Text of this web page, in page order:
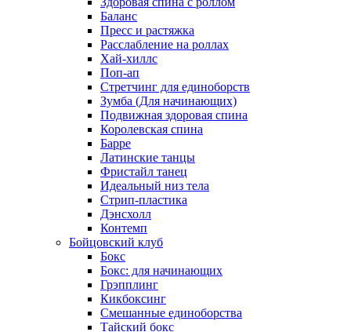
Баланс
Пресс и растяжка
Расслабление на роллах
Хай-хиллс
Поп-ап
Стретчинг для единоборств
Зумба (Для начинающих)
Подвижная здоровая спина
Королевская спина
Барре
Латинские танцы
Фристайл танец
Идеальный низ тела
Стрип-пластика
Дэнсхолл
Контемп
Бойцовский клуб
Бокс
Бокс: для начинающих
Грэпплинг
Кикбоксинг
Смешанные единоборства
Тайский бокс